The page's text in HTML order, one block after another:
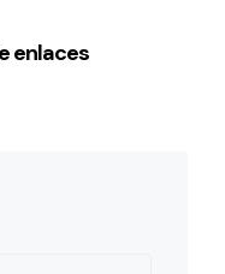
enlaces